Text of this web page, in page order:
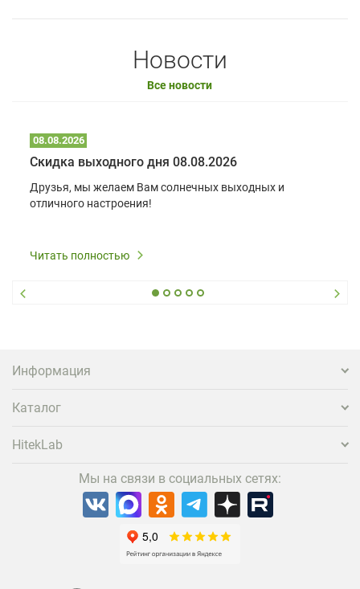
Новости
Все новости
08.08.2026
Скидка выходного дня 08.08.2026
Друзья, мы желаем Вам солнечных выходных и
отличного настроения!
Читать полностью
Информация
Каталог
HitekLab
Мы на связи в социальных сетях: